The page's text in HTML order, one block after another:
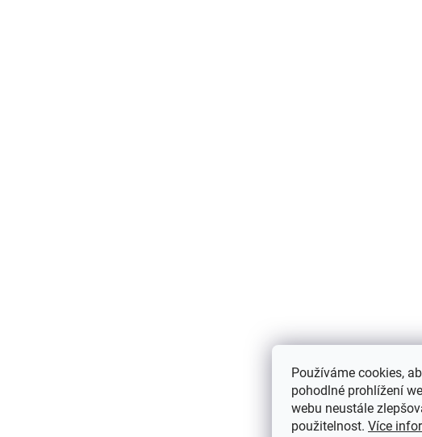
Používáme cookies,
pohodlné prohlížení
webu neustále
použitelnost. Více